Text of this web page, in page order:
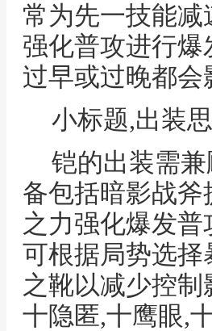
常为先一技能
强化普攻进行爆
过早或过晚都会
小标题,出装
铠的出装需
备包括暗影战
之力强化爆发
可根据局势选
之靴以减少控
十隐匿,十鹰眼,